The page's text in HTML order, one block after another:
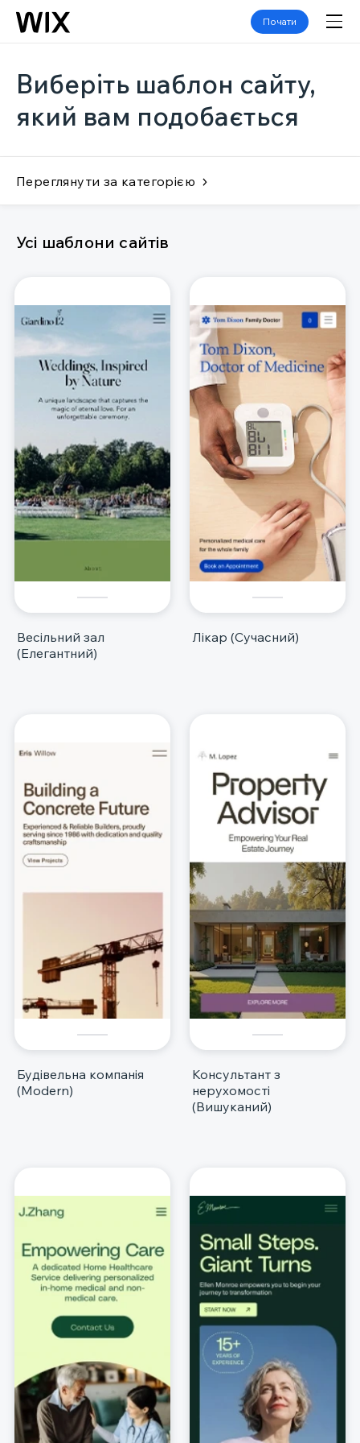
Почати
Виберіть шаблон сайту,
який вам подобається
Переглянути за категорією
Усі шаблони сайтів
Весільний зал
(Елегантний)
Лікар (Сучасний)
Будівельна компанія
(Modern)
Консультант з
нерухомості
(Вишуканий)